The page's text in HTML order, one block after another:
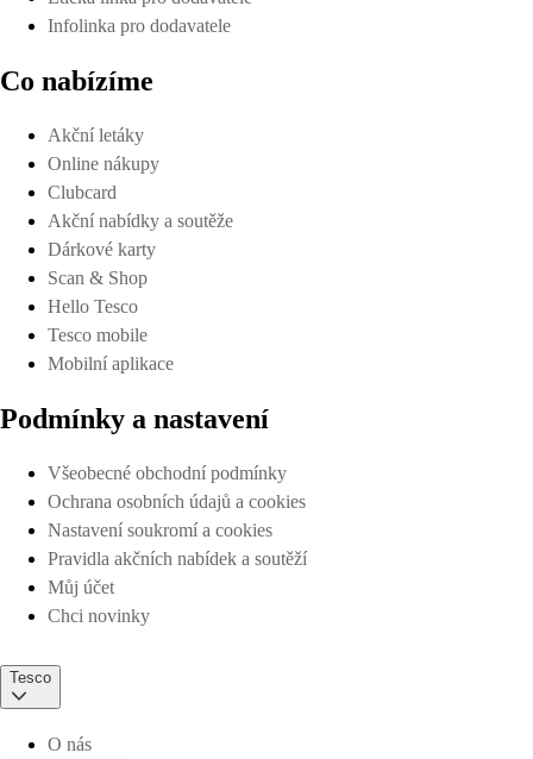
Infolinka pro dodavatele
Co nabízíme
Akční letáky
Online nákupy
Clubcard
Akční nabídky a soutěže
Dárkové karty
Scan & Shop
Hello Tesco
Tesco mobile
Mobilní aplikace
Podmínky a nastavení
Všeobecné obchodní podmínky
Ochrana osobních údajů a cookies
Nastavení soukromí a cookies
Pravidla akčních nabídek a soutěží
Můj účet
Chci novinky
Tesco
O nás